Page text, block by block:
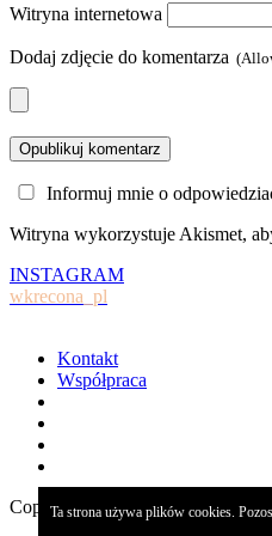
Witryna internetowa
Dodaj zdjęcie do komentarza
Informuj mnie o
Witryna wykorzystuje Akismet,
INSTAGRAM
wkrecona_pl
Kontakt
Współpraca
Copyright 2021 © Wkręcona |
Ta strona używa plików cookies.